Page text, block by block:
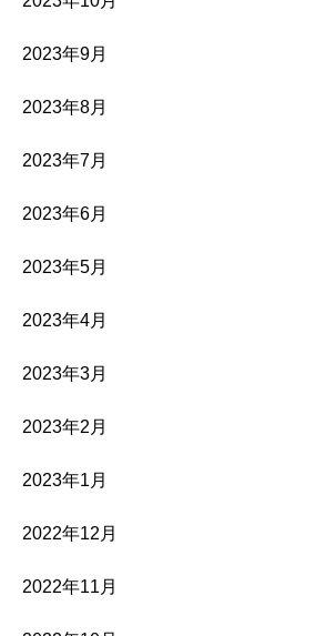
2023年9月
2023年8月
2023年7月
2023年6月
2023年5月
2023年4月
2023年3月
2023年2月
2023年1月
2022年12月
2022年11月